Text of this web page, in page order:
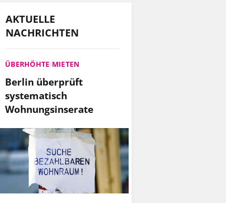
AKTUELLE
NACHRICHTEN
ÜBERHÖHTE MIETEN
Berlin überprüft
systematisch
Wohnungsinserate